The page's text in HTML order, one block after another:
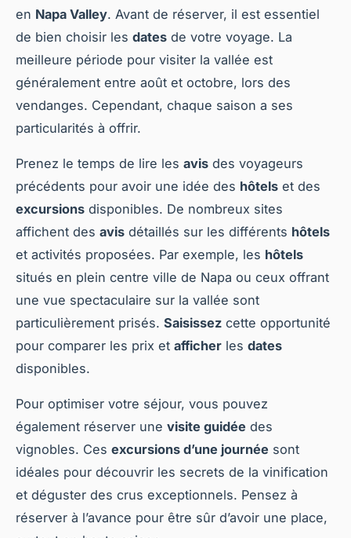
en Napa Valley. Avant de réserver, il est essentiel
de bien choisir les dates de votre voyage. La
meilleure période pour visiter la vallée est
généralement entre août et octobre, lors des
vendanges. Cependant, chaque saison a ses
particularités à offrir.
Prenez le temps de lire les avis des voyageurs
précédents pour avoir une idée des hôtels et des
excursions disponibles. De nombreux sites
affichent des avis détaillés sur les différents hôtels
et activités proposées. Par exemple, les hôtels
situés en plein centre ville de Napa ou ceux offrant
une vue spectaculaire sur la vallée sont
particulièrement prisés. Saisissez cette opportunité
pour comparer les prix et afficher les dates
disponibles.
Pour optimiser votre séjour, vous pouvez
également réserver une visite guidée des
vignobles. Ces excursions d’une journée sont
idéales pour découvrir les secrets de la vinification
et déguster des crus exceptionnels. Pensez à
réserver à l’avance pour être sûr d’avoir une place,